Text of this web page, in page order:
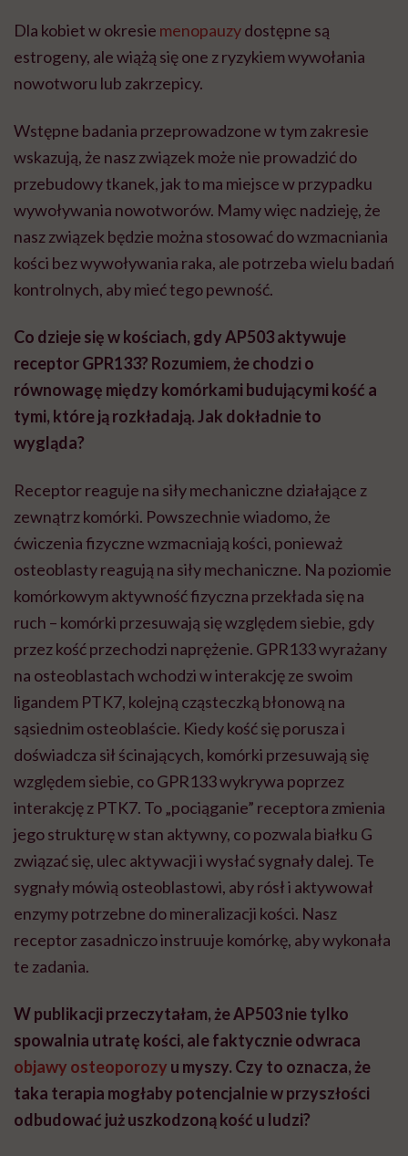
Dla kobiet w okresie menopauzydostępne są
estrogeny, ale wiążą się one z ryzykiem wywołania
nowotworu lub zakrzepicy.
Wstępne badania przeprowadzone w tym zakresie
wskazują, że nasz związek może nie prowadzić do
przebudowy tkanek, jak to ma miejsce w przypadku
wywoływania nowotworów. Mamy więc nadzieję, że
nasz związek będzie można stosować do wzmacniania
kości bez wywoływania raka, ale potrzeba wielu badań
kontrolnych, aby mieć tego pewność.
Co dzieje się w kościach, gdy AP503 aktywuje
receptor GPR133? Rozumiem, że chodzi o
równowagę między komórkami budującymi kość a
tymi, które ją rozkładają. Jak dokładnie to
wygląda?
Receptor reaguje na siły mechaniczne działające z
zewnątrz komórki. Powszechnie wiadomo, że
ćwiczenia fizyczne wzmacniają kości, ponieważ
osteoblasty reagują na siły mechaniczne. Na poziomie
komórkowym aktywność fizyczna przekłada się na
ruch – komórki przesuwają się względem siebie, gdy
przez kość przechodzi naprężenie. GPR133 wyrażany
na osteoblastach wchodzi w interakcję ze swoim
ligandem PTK7, kolejną cząsteczką błonową na
sąsiednim osteoblaście. Kiedy kość się porusza i
doświadcza sił ścinających, komórki przesuwają się
względem siebie, co GPR133 wykrywa poprzez
interakcję z PTK7. To „pociąganie” receptora zmienia
jego strukturę w stan aktywny, co pozwala białku G
związać się, ulec aktywacji i wysłać sygnały dalej. Te
sygnały mówią osteoblastowi, aby rósł i aktywował
enzymy potrzebne do mineralizacji kości. Nasz
receptor zasadniczo instruuje komórkę, aby wykonała
te zadania.
W publikacji przeczytałam, że AP503 nie tylko
spowalnia utratę kości, ale faktycznie odwraca
objawy osteoporozy u myszy. Czy to oznacza, że
taka terapia mogłaby potencjalnie w przyszłości
odbudować już uszkodzoną kość u ludzi?